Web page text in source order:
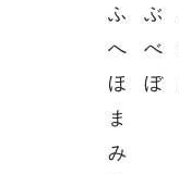
ふ
ぶ
へ
べ
ほ
ぼ
ま
み